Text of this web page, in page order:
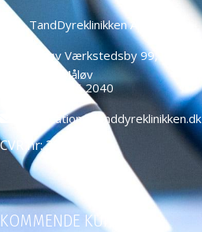
TandDyreklinikken ApS
Måløv Værkstedsby 99,
2760 Måløv
+45 4466 2040
education@tanddyreklinikken.dk
CVR nr: 39584271
KOMMENDE KURSER